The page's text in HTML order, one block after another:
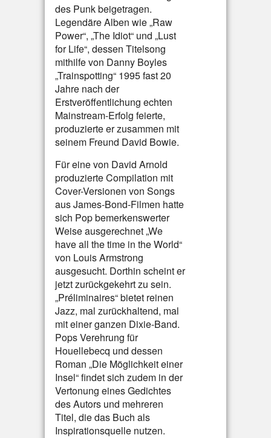
des Punk beigetragen.
Legendäre Alben wie „Raw
Power“, „The Idiot“ und „Lust
for Life“, dessen Titelsong
mithilfe von Danny Boyles
„Trainspotting“ 1995 fast 20
Jahre nach der
Erstveröffentlichung echten
Mainstream-Erfolg feierte,
produzierte er zusammen mit
seinem Freund David Bowie.
Für eine von David Arnold
produzierte Compilation mit
Cover-Versionen von Songs
aus James-Bond-Filmen hatte
sich Pop bemerkenswerter
Weise ausgerechnet „We
have all the time in the World“
von Louis Armstrong
ausgesucht. Dorthin scheint er
jetzt zurückgekehrt zu sein.
„Préliminaires“ bietet reinen
Jazz, mal zurückhaltend, mal
mit einer ganzen Dixie-Band.
Pops Verehrung für
Houellebecq und dessen
Roman „Die Möglichkeit einer
Insel“ findet sich zudem in der
Vertonung eines Gedichtes
des Autors und mehreren
Titel, die das Buch als
Inspirationsquelle nutzen.